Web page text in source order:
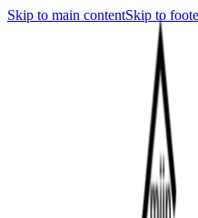
Skip to main contentSkip to